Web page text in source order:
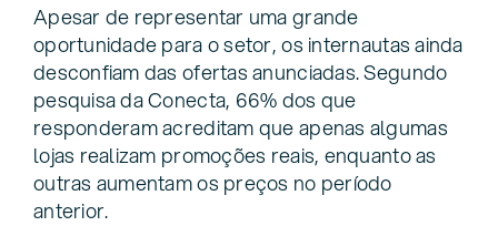
Apesar de representar uma grande
oportunidade para o setor, os internautas ainda
desconfiam das ofertas anunciadas. Segundo
pesquisa da Conecta, 66% dos que
responderam acreditam que apenas algumas
lojas realizam promoções reais, enquanto as
outras aumentam os preços no período
anterior.